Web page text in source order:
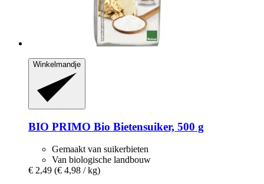
Winkelmandje
BIO PRIMO Bio Bietensuiker, 500 g
Gemaakt van suikerbieten
Van biologische landbouw
€ 2,49 (€ 4,98 / kg)